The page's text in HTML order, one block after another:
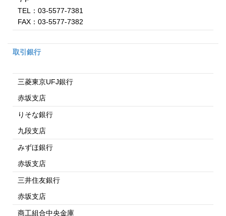
TEL：03-5577-7381
FAX：03-5577-7382
取引銀行
三菱東京UFJ銀行
赤坂支店
りそな銀行
九段支店
みずほ銀行
赤坂支店
三井住友銀行
赤坂支店
商工組合中央金庫